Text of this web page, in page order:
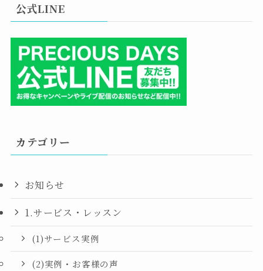
公式LINE
カテゴリー
お知らせ
1.サービス・レッスン
(1)サービス実例
(2)実例・お客様の声